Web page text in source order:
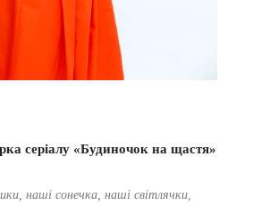
серіалу «Будиночок на щастя»
наші сонечка, наші світлячки,